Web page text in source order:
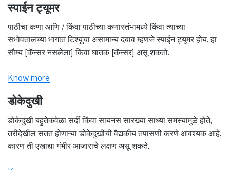
स्पाईन ट्यूमर
पाठीचा कणा आणि / किंवा पाठीच्या कणास्तंभामध्ये किंवा त्याच्या
सभोवतालच्या भागात टिश्यूचा असामान्य दबाव म्हणजे स्पाईन ट्यूमर होय. हा
सौम्य [कॅन्सर नसलेला] किंवा घातक [कॅन्सर] असू शकतो.
Know more
डोकेदुखी
डोकेदुखी बहुतेकवेळा सर्दी किंवा सायनस सारख्या साध्या समस्यांमुळे होते,
तरीदेखील सतत होणाऱ्या डोकेदुखीची वैद्यकीय तपासणी करणे आवश्यक आहे.
कारण ती एखाद्या गंभीर आजाराचे लक्षण असू शकते.